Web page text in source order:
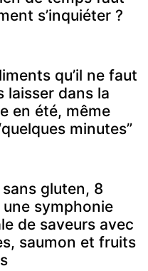
s’inquiéter ?
qu’il ne faut
laisser dans la
en été, même
minutes”
gluten, 8
une symphonie
de saveurs avec
saumon et fruits